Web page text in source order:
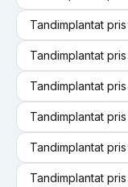
Tandimplantat pris
Tandimplantat pris
Tandimplantat pris
Tandimplantat pris
Tandimplantat pris
Tandimplantat pris